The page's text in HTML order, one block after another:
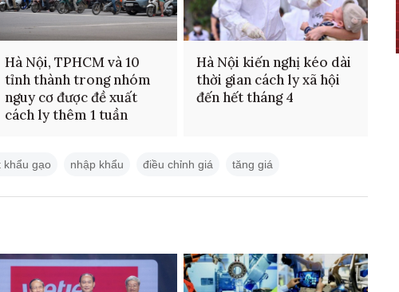
Hà Nội, TPHCM và 10
tỉnh thành trong nhóm
nguy cơ được đề xuất
cách ly thêm 1 tuần
Hà Nội kiến nghị kéo dài
thời gian cách ly xã hội
đến hết tháng 4
khẩu gạo nhập khẩu điều chỉnh giá tăng giá